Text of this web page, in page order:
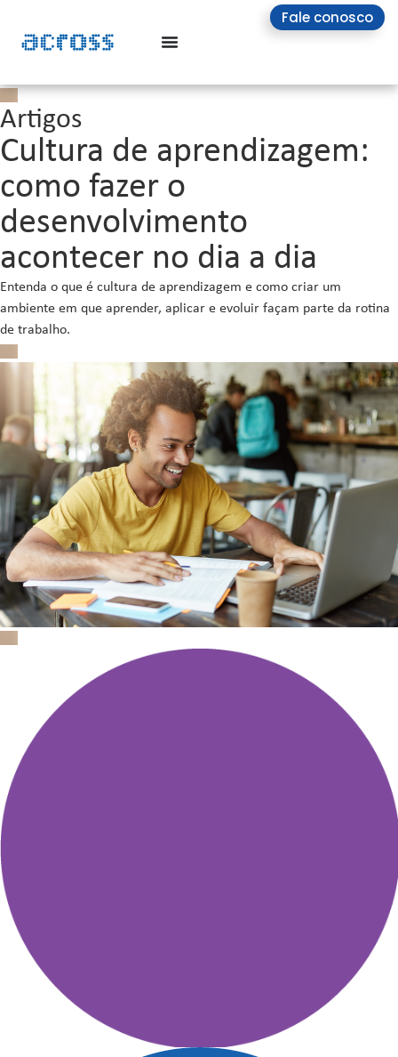
Fale conosco
Artigos
Cultura de aprendizagem:
como fazer o
desenvolvimento
acontecer no dia a dia
Entenda o que é cultura de aprendizagem e como criar um
ambiente em que aprender, aplicar e evoluir façam parte da rotina
de trabalho.